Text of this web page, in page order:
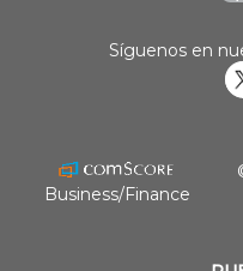
Síguenos en
Business/Finance